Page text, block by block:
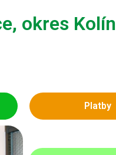
okres Kolín
Platby